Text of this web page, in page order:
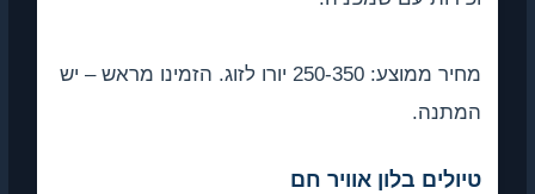
מחיר ממוצע: 250-350 יורו לזוג. הזמינו מראש – יש
המתנה.
טיולים בלון אוויר חם